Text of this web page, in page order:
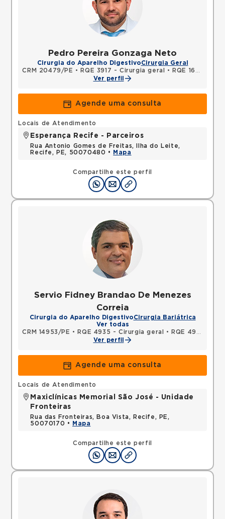
Pedro Pereira Gonzaga Neto
Cirurgia do Aparelho DigestivoCirurgia Geral
CRM 20479/PE • RQE 3917 - Cirurgia geral •
RQE 16200 - Cirurgia do aparelho digestivo
Ver perfil
Agende uma consulta
Compartilhe este perfil
Locais de Atendimento
Esperança Recife - Parceiros
Rua Antonio Gomes de Freitas, Ilha do Leite,
Recife, PE, 50070480 •
Mapa
Servio Fidney Brandao De Menezes
Correia
Cirurgia do Aparelho DigestivoCirurgia Bariátrica
Ver todas
CRM 14953/PE • RQE 4935 - Cirurgia geral •
RQE 4936 - Cirurgia do aparelho digestivo
Ver perfil
Agende uma consulta
Compartilhe este perfil
Locais de Atendimento
Maxiclínicas Memorial São José - Unidade
Fronteiras
Rua das Fronteiras, Boa Vista, Recife, PE,
50070170 •
Mapa